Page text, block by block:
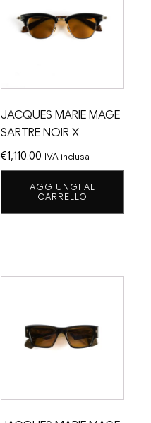
JACQUES MARIE MAGE
SARTRE NOIR X
€1,110.00 IVA inclusa
AGGIUNGI AL
CARRELLO